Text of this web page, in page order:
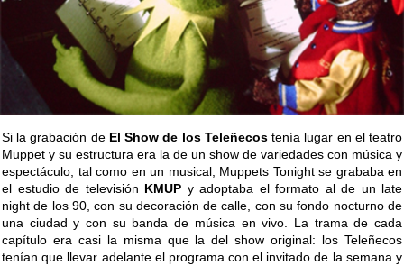
Si la grabación de El Show de los Teleñecostenía lugar en el teatro
Muppet y su estructura era la de un show de variedades con música y
espectáculo, tal como en un musical, Muppets Tonight se grababa en
el estudio de televisión KMUP y adoptaba el formato al de un late
night de los 90, con su decoración de calle, con su fondo nocturno de
una ciudad y con su banda de música en vivo. La trama de cada
capítulo era casi la misma que la del show original: los Teleñecos
tenían que llevar adelante el programa con el invitado de la semana y